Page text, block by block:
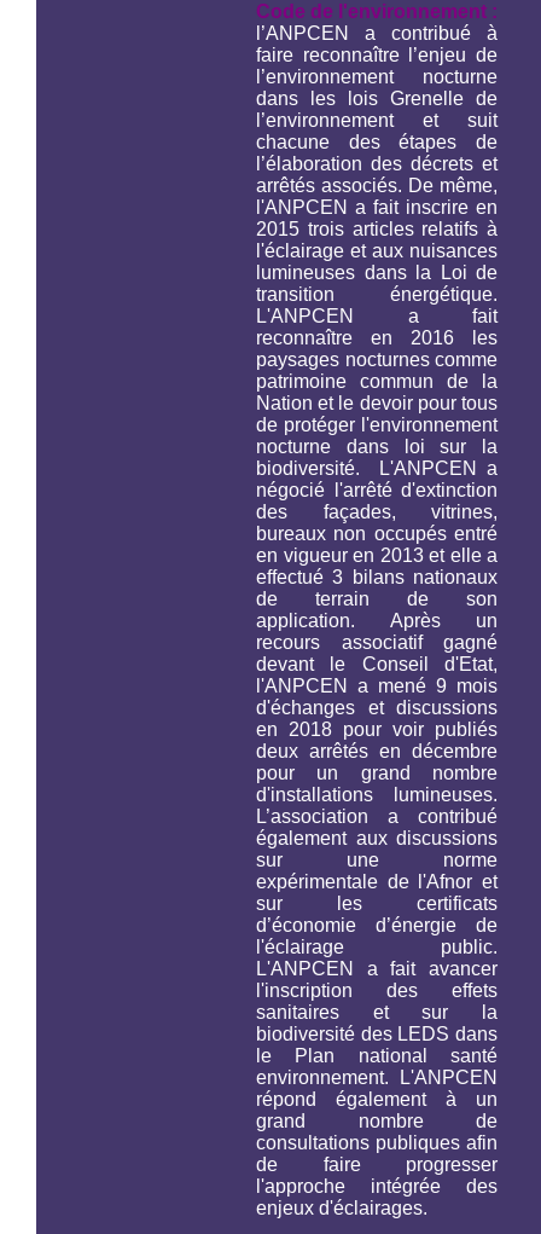
Code de l'environnement :
l’ANPCEN a contribué à
faire reconnaître l’enjeu de
l’environnement nocturne
dans les lois Grenelle de
l’environnement et suit
chacune des étapes de
l’élaboration des décrets et
arrêtés associés. De même,
l'ANPCEN a fait inscrire en
2015 trois articles relatifs à
l'éclairage et aux nuisances
lumineuses dans la Loi de
transition énergétique.
L'ANPCEN a fait
reconnaître en 2016 les
paysages nocturnes comme
patrimoine commun de la
Nation et le devoir pour tous
de protéger l'environnement
nocturne dans loi sur la
biodiversité.
L'ANPCEN a
négocié l'arrêté d'extinction
des façades, vitrines,
bureaux non occupés entré
en vigueur en 2013 et elle a
effectué 3 bilans nationaux
de terrain de son
application. Après un
recours associatif gagné
devant le Conseil d'Etat,
l'ANPCEN a mené 9 mois
d'échanges et discussions
en 2018 pour voir publiés
deux arrêtés en décembre
pour un grand nombre
d'installations lumineuses.
L’association a contribué
également aux discussions
sur une norme
expérimentale de l'Afnor et
sur les certificats
d’économie d’énergie de
l'éclairage public.
L'ANPCEN a fait avancer
l'inscription des effets
sanitaires et sur la
biodiversité des LEDS dans
le Plan national santé
environnement. L'ANPCEN
répond également à un
grand nombre de
consultations publiques afin
de faire progresser
l'approche intégrée des
enjeux d'éclairages.